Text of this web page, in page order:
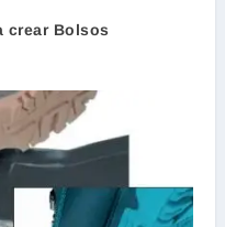
crear Bolsos